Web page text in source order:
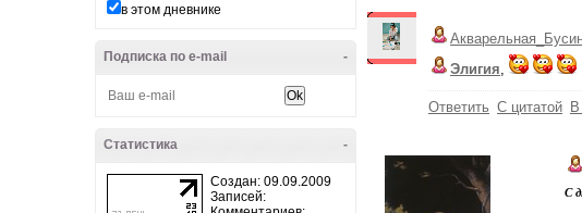
в этом дневнике
-
Подписка по e-mail
-
Статистика
Создан: 09.09.2009
Записей:
Элигия,
Ответить С цитатой В
С